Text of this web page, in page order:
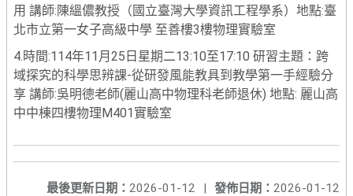
用 講師:陳縕儂教授（國立臺灣大學資訊工程學系）地點:臺
北市立第一女子高級中學 至善樓3樓物理實驗室
4.時間:114年11月25日星期二13:10至17:10 研習主題：跨
域探究的科學思辨課-從研發風能教具到教學第一手經驗分
享 講師:吳明德老師(麗山高中物理科老師退休) 地點: 麗山高
中中棟四樓物理M401實驗室
發佈日期： 2026-01-12
最後更新日期： 2026-01-12
|